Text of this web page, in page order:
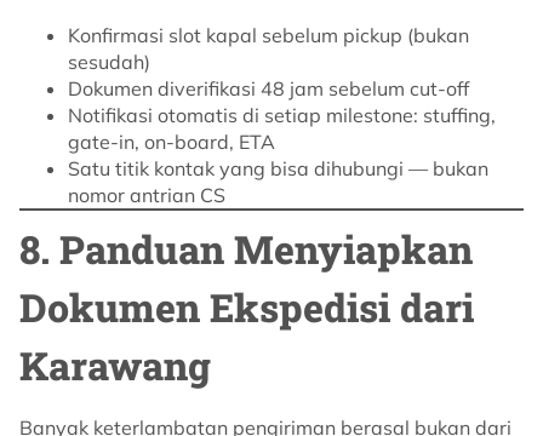
Konfirmasi slot kapal sebelum pickup (bukan
sesudah)
Dokumen diverifikasi 48 jam sebelum cut-off
Notifikasi otomatis di setiap milestone: stuffing,
gate-in, on-board, ETA
Satu titik kontak yang bisa dihubungi — bukan
nomor antrian CS
8. Panduan Menyiapkan
Dokumen Ekspedisi dari
Karawang
Banyak keterlambatan pengiriman berasal bukan dari